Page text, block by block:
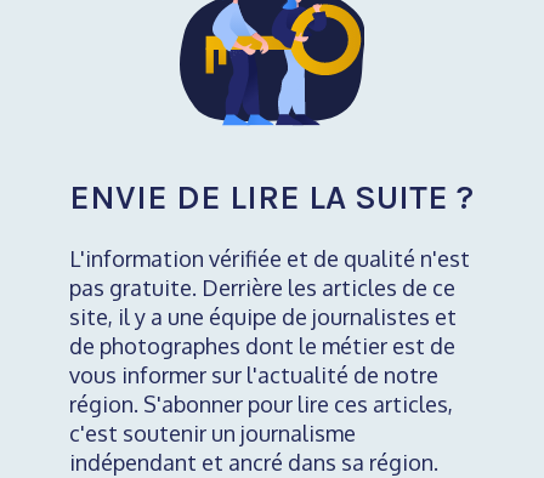
ENVIE DE LIRE LA SUITE ?
L'information vérifiée et de qualité n'est
pas gratuite. Derrière les articles de ce
site, il y a une équipe de journalistes et
de photographes dont le métier est de
vous informer sur l'actualité de notre
région. S'abonner pour lire ces articles,
c'est soutenir un journalisme
indépendant et ancré dans sa région.